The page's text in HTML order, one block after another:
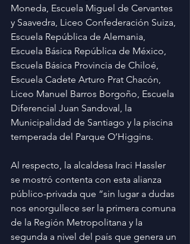
Moneda, Escuela Miguel de Cervantes
y Saavedra, Liceo Confederación Suiza,
Escuela República de Alemania,
Escuela Básica República de México,
Escuela Básica Provincia de Chiloé,
Escuela Cadete Arturo Prat Chacón,
Liceo Manuel Barros Borgoño, Escuela
Diferencial Juan Sandoval, la
Municipalidad de Santiago y la piscina
temperada del Parque O’Higgins.
Al respecto, la alcaldesa Iraci Hassler
se mostró contenta con esta alianza
público-privada que “sin lugar a dudas
nos enorgullece ser la primera comuna
de la Región Metropolitana y la
segunda a nivel del país que genera un